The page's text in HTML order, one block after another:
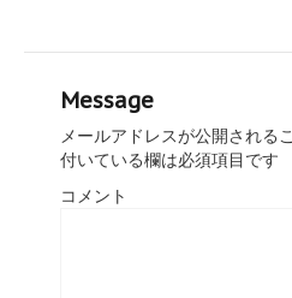
Message
メールアドレスが公開される
付いている欄は必須項目です
コメント